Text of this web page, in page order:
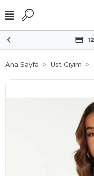
Ana Sayfa Üst Giyim